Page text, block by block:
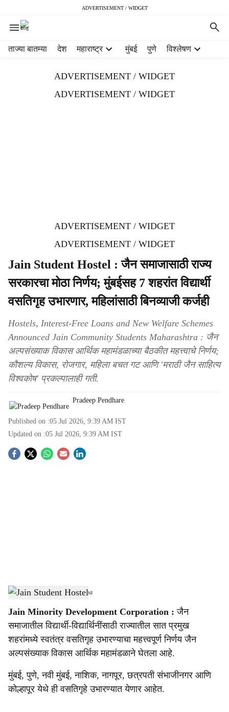
ADVERTISEMENT / WIDGET
ताज्या बातम्या देश महाराष्ट्र मुंबई पुणे विश्लेषण
ADVERTISEMENT / WIDGET
ADVERTISEMENT / WIDGET
ADVERTISEMENT / WIDGET
ADVERTISEMENT / WIDGET
Jain Student Hostel : जैन समाजासाठी राज्य
सरकारचा मोठा निर्णय; मुंबईसह 7 शहरांत विद्यार्थी
वसतिगृह उभारणार, महिलांसाठी बिनव्याजी कर्जही
Hostels, Interest-Free Loans and New Welfare Schemes
Announced Jain Community Students Maharashtra : जैन
अल्पसंख्याक विकास आर्थिक महामंडळाच्या बैठकीत महत्त्वाचे निर्णय;
कौशल्य विकास, रोजगार, महिला बचत गट आणि 'मराठी जैन साहित्य
विश्वकोष' प्रकल्पालाही गती.
Pradeep Pendhare
Published on :05 Jul 2026, 9:39 AM IST
Updated on :05 Jul 2026, 9:39 AM IST
S
a
r
Jain Student Hostel- Sarkarnama
Jain Minority Development Corporation : जैन
समाजातील विद्यार्थी-विद्यार्थिनींसाठी राज्यातील सात प्रमुख
शहरांमध्ये स्वतंत्र वसतिगृह उभारण्याचा महत्त्वपूर्ण निर्णय जैन
अल्पसंख्याक विकास आर्थिक महामंडळाने घेतला आहे.
मुंबई, पुणे, नवी मुंबई, नाशिक, नागपूर, छत्रपती संभाजीनगर आणि
कोल्हापूर येथे ही वसतिगृहे उभारण्यात येणार आहेत.